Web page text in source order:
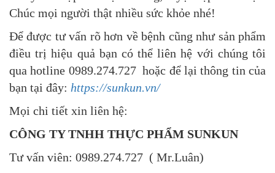
Chúc mọi người thật nhiều sức khỏe nhé!
Để được tư vấn rõ hơn về bệnh cũng như sản phẩm
điều trị hiệu quả bạn có thể liên hệ với chúng tôi
qua hotline 0989.274.727 hoặc để lại thông tin của
bạn tại đây: https://sunkun.vn/
Mọi chi tiết xin liên hệ:
CÔNG TY TNHH THỰC PHẨM SUNKUN
Tư vấn viên: 0989.274.727 ( Mr.Luân)